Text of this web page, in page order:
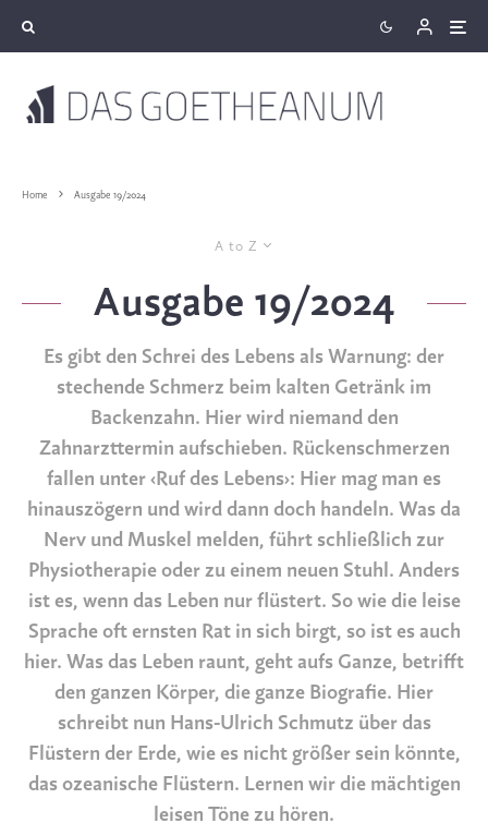
Home Ausgabe 19/2024
A to Z
Ausgabe 19/2024
Es gibt den Schrei des Lebens als Warnung: der
stechende Schmerz beim kalten Getränk im
Backenzahn. Hier wird niemand den
Zahnarzttermin aufschieben. Rückenschmerzen
fallen unter ‹Ruf des Lebens›: Hier mag man es
hinauszögern und wird dann doch handeln. Was da
Nerv und Muskel melden, führt schließlich zur
Physiotherapie oder zu einem neuen Stuhl. Anders
ist es, wenn das Leben nur flüstert. So wie die leise
Sprache oft ernsten Rat in sich birgt, so ist es auch
hier. Was das Leben raunt, geht aufs Ganze, betrifft
den ganzen Körper, die ganze Biografie. Hier
schreibt nun Hans-Ulrich Schmutz über das
Flüstern der Erde, wie es nicht größer sein könnte,
das ozeanische Flüstern. Lernen wir die mächtigen
leisen Töne zu hören.